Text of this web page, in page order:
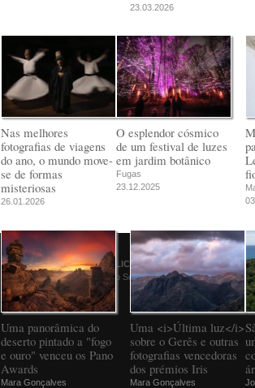
23.03.2026
Nas melhores
fotografias de viagens
do ano, o mundo move-
se de formas
misteriosas
26.01.2026
O esplendor cósmico
de um festival de luzes
em jardim botânico
Fugas
23.12.2025
Uma panorâmica do
deserto pintado a "fogo
e ouro" venceu os Pano
Awards
Mara Gonçalves
Uma <i>Última luz</i>
sobre o Gerês e outras
fotografias vencedoras
dos prémios Iris
Mara Gonçalves
© 2026PÚBLICO
Comunicação Social SA